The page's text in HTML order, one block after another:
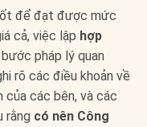
để đạt được mức
cả, việc lập hợp
bước pháp lý quan
rõ các điều khoản về
của các bên, và các
rằng có nên Công